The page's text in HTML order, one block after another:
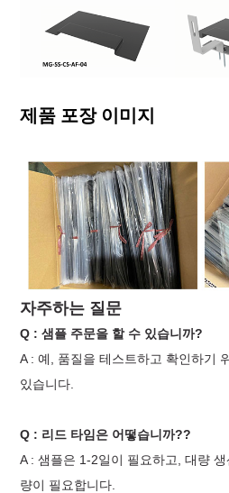
제품 포장 이미지
자주하는 질문
Q : 샘플 주문을 할 수 있습니까?
A : 예, 품질을 테스트하고 확인하기
있습니다.
Q : 리드 타임은 어떻습니까??
A : 샘플은 1-2일이 필요하고, 대량
량이 필요합니다.